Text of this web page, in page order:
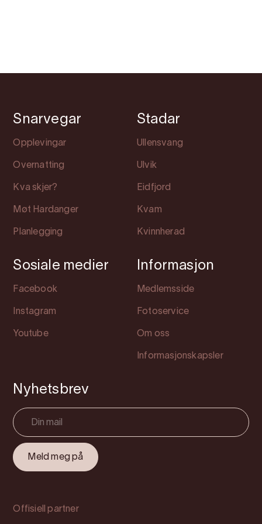
Snarvegar
Opplevingar
Overnatting
Kva skjer?
Møt Hardanger
Planlegging
Stadar
Ullensvang
Ulvik
Eidfjord
Kvam
Kvinnherad
Sosiale medier
Facebook
Instagram
Youtube
Informasjon
Medlemsside
Fotoservice
Om oss
Informasjonskapsler
Nyhetsbrev
Offisiell partner